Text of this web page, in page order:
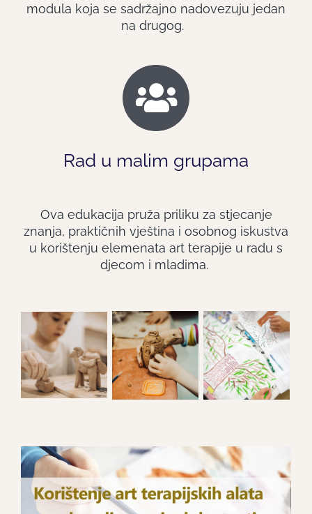
modula koja se sadržajno nadovezuju jedan
na drugog.
Rad u malim grupama
Ova edukacija pruža priliku za stjecanje
znanja, praktičnih vještina i osobnog iskustva
u korištenju elemenata art terapije u radu s
djecom i mladima.